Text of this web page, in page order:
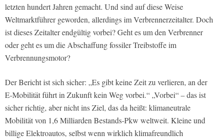
letzten hundert Jahren gemacht. Und sind auf diese Weise
Weltmarktführer geworden, allerdings im Verbrennerzeitalter. Doch
ist dieses Zeitalter endgültig vorbei? Geht es um den Verbrenner
oder geht es um die Abschaffung fossiler Treibstoffe im
Verbrennungsmotor?
Der Bericht ist sich sicher: „Es gibt keine Zeit zu verlieren, an der
E-Mobilität führt in Zukunft kein Weg vorbei.“ „Vorbei“ – das ist
sicher richtig, aber nicht ins Ziel, das da heißt: klimaneutrale
Mobilität von 1,6 Milliarden Bestands-Pkw weltweit. Kleine und
billige Elektroautos, selbst wenn wirklich klimafreundlich